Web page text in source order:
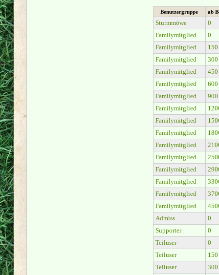
Benutzergruppe ab
Sturmmöwe
0
Familymitglied
0
Familymitglied
150
Familymitglied
300
Familymitglied
450
Familymitglied
600
Familymitglied
900
Familymitglied
Familymitglied
Familymitglied
Familymitglied
Familymitglied
Familymitglied
Familymitglied
Familymitglied
Familymitglied
Admiss
0
Supporter
0
Teiluser
0
Teiluser
150
Teiluser
300